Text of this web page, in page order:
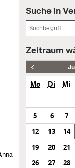
Suche in
Zeitraum
Mo Di Mi
5
6 7
12
13 14
19
20 21
26
27 28